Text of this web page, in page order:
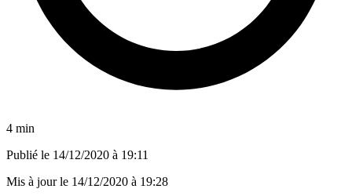
4 min
Publié le 14/12/2020 à 19:11
Mis à jour le 14/12/2020 à 19:28